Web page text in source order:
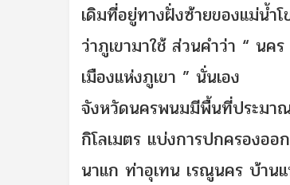
เดิมที่อยู่ทางฝั่งซ้ายของแม่น้
ว่าภูเขามาใช้ ส่วนคำว่า “ นค
เมืองแห่งภูเขา ” นั่นเอง
จังหวัดนครพนมมีพื้นที่ประมา
กิโลเมตร แบ่งการปกครองอ
นาแก ท่าอุเทน เรณูนคร บ้าน